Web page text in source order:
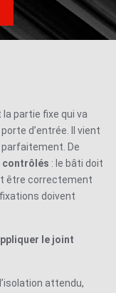
la partie fixe qui va
d’entrée . Il vient
parfaitement. De
contrôlés : le bâti doit
être correctement
doivent
le joint
attendu,